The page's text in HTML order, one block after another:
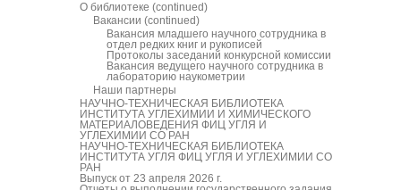
О библиотеке (continued)
Вакансии (continued)
Вакансия младшего научного сотрудника в
отдел редких книг и рукописей
Протоколы заседаний конкурсной комиссии
Вакансия ведущего научного сотрудника в
лабораторию наукометрии
Наши партнеры
НАУЧНО-ТЕХНИЧЕСКАЯ БИБЛИОТЕКА
ИНСТИТУТА УГЛЕХИМИИ И ХИМИЧЕСКОГО
МАТЕРИАЛОВЕДЕНИЯ ФИЦ УГЛЯ И
УГЛЕХИМИИ СО РАН
НАУЧНО-ТЕХНИЧЕСКАЯ БИБЛИОТЕКА
ИНСТИТУТА УГЛЯ ФИЦ УГЛЯ И УГЛЕХИМИИ СО
РАН
Выпуск от 23 апреля 2026 г.